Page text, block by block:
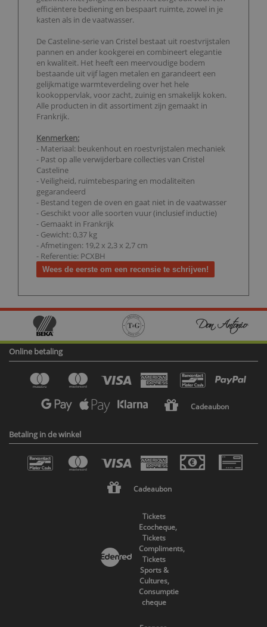
efficiëntere bediening en bespaart ruimte, zowel in je
kasten als in de vaatwasser.
De Casteline-serie van Cristel bestaat uit roestvrijstalen
pannen en ander kookgerei en combineert elegantie
en kwaliteit. Het heeft een meervoudige bodem
bestaande uit vijf lagen metalen en garandeert een
gelijkmatige warmteverdeling over het hele
kookoppervlak, voor zacht, zuinig en smakelijk koken.
Alle producten in dit assortiment zijn gemaakt in
Frankrijk.
Kenmerken:
- Materiaal: beukenhout en roestvrijstalen mechaniek
- Past op alle verwijderbare collecties van Cristel
Casteline
- Veiligheid, ruimtebesparing en modaliteiten
gegarandeerd
- Bestand tegen de oven en gaat niet in de vaatwasser
- Geschikt voor alle soorten vuur (inclusief inductie)
- Gemaakt in Frankrijk
- Gewicht: 0,37 kg
- Afmetingen: 19,2 x 2,3 x 2,7 cm
- Referentie: PCXBH
Wees de eerste om een recensie te schrijven!
Online betaling
Cadeaubon
Betaling in de winkel
Cadeaubon
Tickets
Ecocheque,
Tickets
Compliments,
Tickets
Sports &
Cultures,
Consumptie
cheque